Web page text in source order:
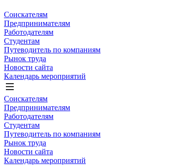
Соискателям
Предпринимателям
Работодателям
Студентам
Путеводитель по компаниям
Рынок труда
Новости сайта
Календарь мероприятий
Соискателям
Предпринимателям
Работодателям
Студентам
Путеводитель по компаниям
Рынок труда
Новости сайта
Календарь мероприятий